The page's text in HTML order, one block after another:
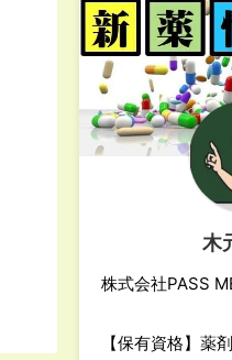
木
株式会社PASS
【保有資格】薬